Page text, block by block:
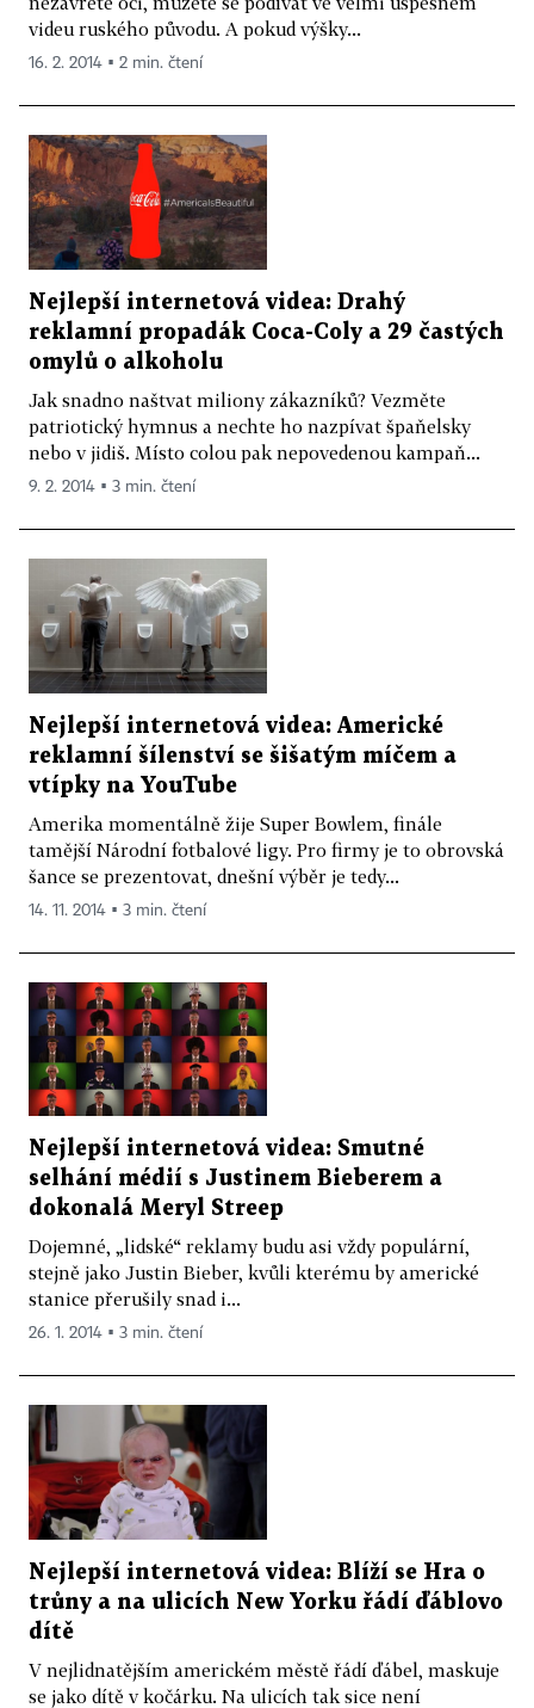
videu ruského původu. A pokud výšky...
16. 2. 2014 ▪ 2 min. čtení
Nejlepší internetová videa: Drahý
reklamní propadák Coca-Coly a 29 častých
omylů o alkoholu
Jak snadno naštvat miliony zákazníků? Vezměte
patriotický hymnus a nechte ho nazpívat špaňelsky
nebo v jidiš. Místo colou pak nepovedenou kampaň...
9. 2. 2014 ▪ 3 min. čtení
Nejlepší internetová videa: Americké
reklamní šílenství se šišatým míčem a
vtípky na YouTube
Amerika momentálně žije Super Bowlem, finále
tamější Národní fotbalové ligy. Pro firmy je to obrovská
šance se prezentovat, dnešní výběr je tedy...
14. 11. 2014 ▪ 3 min. čtení
Nejlepší internetová videa: Smutné
selhání médií s Justinem Bieberem a
dokonalá Meryl Streep
Dojemné, „lidské“ reklamy budu asi vždy populární,
stejně jako Justin Bieber, kvůli kterému by americké
stanice přerušily snad i...
26. 1. 2014 ▪ 3 min. čtení
Nejlepší internetová videa: Blíží se Hra o
trůny a na ulicích New Yorku řádí ďáblovo
dítě
V nejlidnatějším americkém městě řádí ďábel, maskuje
se jako dítě v kočárku. Na ulicích tak sice není